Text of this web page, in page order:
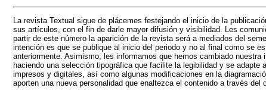
La revista Textual sigue de plácemes festejando el inicio de la
sus artículos, con el fin de darle mayor difusión y visibilidad. Les
partir de este número la aparición de la revista será a mediados del
intención es que se publique al inicio del periodo y no al final como se
anteriormente. Asimismo, les informamos que hemos cambiado nuestra
haciendo una selección tipográfica que facilite la legibilidad y se adapte
impresos y digitales, así como algunas modificaciones en la
aporten una nueva personalidad que enaltezca el contenido a través del